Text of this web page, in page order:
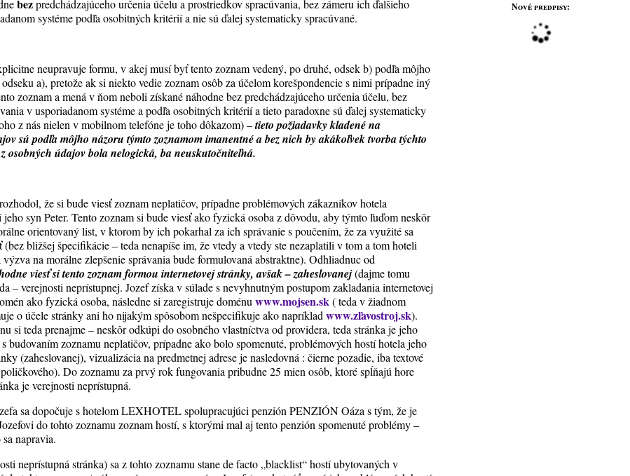
Nové predpisy:
bezpredchádzajúceho určenia účelu a prostriedkov spracúvania, bez zámeru ich ďalšieho
systéme podľa osobitných kritérií a nie sú ďalej systematicky spracúvané.
neupravuje formu, v akej musí byť tento zoznam vedený, po druhé, odsek b) podľa môjho
a), pretože ak si niekto vedie zoznam osôb za účelom korešpondencie s nimi prípadne iný
zoznam a mená v ňom neboli získané náhodne bez predchádzajúceho určenia účelu, bez
v usporiadanom systéme a podľa osobitných kritérií a tieto paradoxne sú ďalej systematicky
z nás nielen v mobilnom telefóne je toho dôkazom) –tieto požiadavky kladené na
sú podľa môjho názoru týmto zoznamom imanentné a bez nich by akákoľvek tvorba týchto
osobných údajov bola nelogická, ba neuskutočniteľná.
že si bude viesť zoznam neplatičov, prípadne problémových zákazníkov hotela
syn Peter. Tento zoznam si bude viesť ako fyzická osoba z dôvodu, aby týmto ľuďom neskôr
orientovaný list, v ktorom by ich pokarhal za ich správanie s poučením, že za využité sa
(bez bližšej špecifikácie – teda nenapíše im, že vtedy a vtedy ste nezaplatili v tom a tom hoteli
na morálne zlepšenie správania bude formulovaná abstraktne). Odhliadnuc od
viesť si tento zoznam formou internetovej stránky, avšak – zaheslovanej(dajme tomu
– verejnosti neprístupnej. Jozef získa v súlade s nevyhnutným postupom zakladania internetovej
ako fyzická osoba, následne si zaregistruje doménuwww.mojsen.sk( teda v žiadnom
o účele stránky ani ho nijakým spôsobom nešpecifikuje ako napríkladwww.zľavostroj.sk).
si teda prenajme – neskôr odkúpi do osobného vlastníctva od providera, teda stránka je jeho
budovaním zoznamu neplatičov, prípadne ako bolo spomenuté, problémových hostí hotela jeho
(zaheslovanej), vizualizácia na predmetnej adrese je nasledovná : čierne pozadie, iba textové
Do zoznamu za prvý rok fungovania pribudne 25 mien osôb, ktoré spĺňajú hore
je verejnosti neprístupná.
sa dopočuje s hotelom LEXHOTEL spolupracujúci penzión PENZIÓN Oáza s tým, že je
do tohto zoznamu zoznam hostí, s ktorými mal aj tento penzión spomenuté problémy –
napravia.
neprístupná stránka) sa z tohto zoznamu stane de facto „blacklist“ hostí ubytovaných v